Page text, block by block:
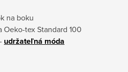
na boku
Oeko-tex Standard 100
udržateľná móda